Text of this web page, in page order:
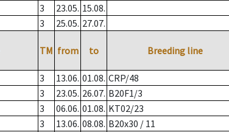
3 23.05. 15.08.
3 25.05. 27.07.
TM from to Breeding line
3 13.06. 01.08. CRP/48
3 23.05. 26.07. B20F1/3
3 06.06. 01.08. KT02/23
3 13.06. 08.08. B20x30 / 11